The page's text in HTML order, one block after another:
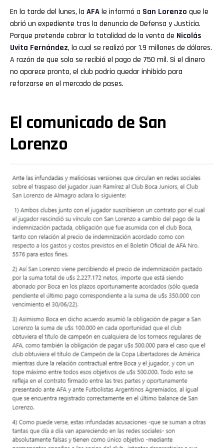
En la tarde del lunes, la AFAle informó a San Lorenzo que le
abrió un expediente tras la denuncia de Defensa y Justicia.
Porque pretende cobrar la totalidad de la venta de Nicolás
Uvita Fernández, la cual se realizó por 1.9 millones de dólares.
A razón de que solo se recibió el pago de 750 mil. Si el dinero
no aparece pronto, el club podría quedar inhibido para
reforzarse en el mercado de pases.
El comunicado de San
Lorenzo
Flipboard
Pinterest